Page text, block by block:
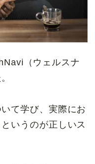
（ウェルスナ
て学び、実際にお
いうのが正しいス